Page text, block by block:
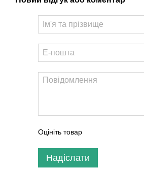
Оцініть товар
Надіслати